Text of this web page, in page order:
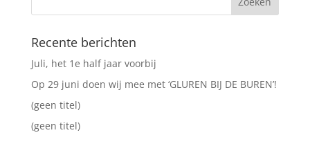
Recente berichten
Juli, het 1e half jaar voorbij
Op 29 juni doen wij mee met ‘GLUREN BIJ DE BUREN’!
(geen titel)
(geen titel)